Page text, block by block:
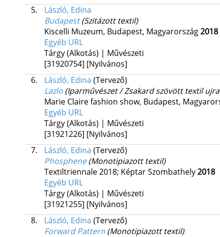
5.
László, Edina
Budapest(Szitázott textil)
Kiscelli Muzeum, Budapest, Magyarország2018
Egyéb URL
Tárgy (Alkotás) | Művészeti
[31920754] [Nyilvános]
6.
László, Edina (Tervező)
Lazlo(Iparművészet / Zsakard szövött textil
Marie Claire fashion show, Budapest,
Egyéb URL
Tárgy (Alkotás) | Művészeti
[31921226] [Nyilvános]
7.
László, Edina (Tervező)
Phosphene(Monotipiazott textil)
Textiltriennale 2018; Képtar Szombathely2018
Egyéb URL
Tárgy (Alkotás) | Művészeti
[31921255] [Nyilvános]
8.
László, Edina (Tervező)
Forward Pattern(Monotipiazott textil)